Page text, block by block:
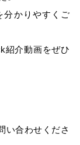
分かりやすくご
紹介動画をぜひ
い合わせくださ